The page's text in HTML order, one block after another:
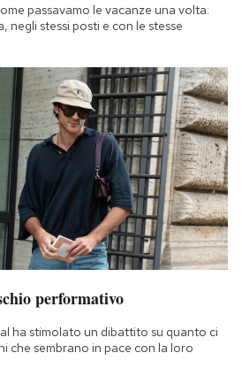
passavamo le vacanze una volta:
negli stessi posti e con le stesse
performativo
ha stimolato un dibattito su quanto ci
che sembrano in pace con la loro